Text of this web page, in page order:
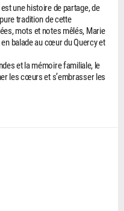
une histoire de partage, de
tradition de cette
mots et notes mêlés, Marie
balade au cœur du Quercy et
et la mémoire familiale, le
les cœurs et s’embrasser les